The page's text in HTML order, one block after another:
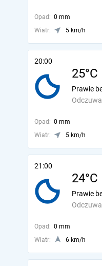
Opad: 0 mm
Wiatr:
5 km/h
20:00
25°C
Prawie
Opad: 0 mm
Wiatr:
5 km/h
21:00
24°C
Prawie
Opad: 0 mm
Wiatr:
6 km/h